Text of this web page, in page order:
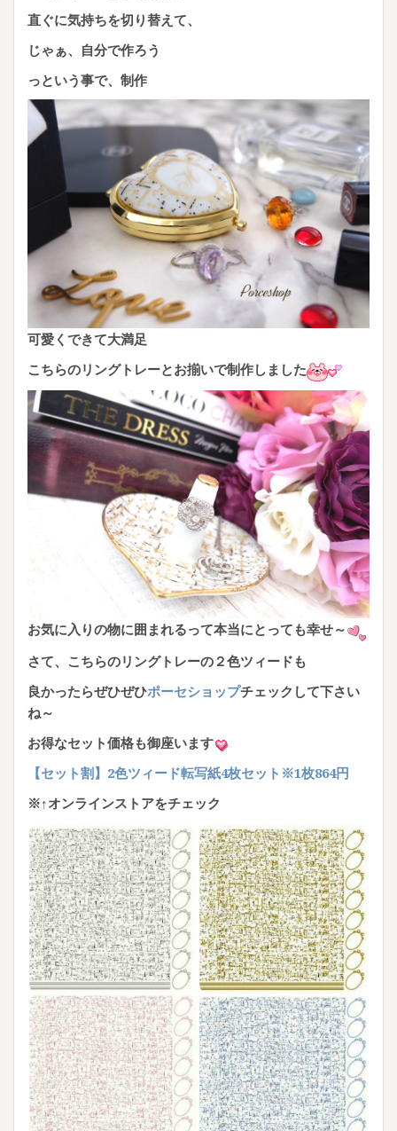
直ぐに気持ちを切り替えて、
じゃぁ、自分で作ろう
っという事で、制作
可愛くできて大満足
こちらのリングトレーとお揃いで制作しました
お気に入りの物に囲まれるって本当にとっても幸せ～
さて、こちらのリングトレーの２色ツィードも
良かったらぜひぜひポーセショップチェックして下さい
ね～
お得なセット価格も御座います
【セット割】2色ツィード転写紙4枚セット※1枚864円
※↑オンラインストアをチェック